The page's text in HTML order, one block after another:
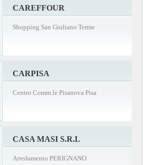
CAREFFOUR
Shopping San Giuliano Terme
CARPISA
Centro Comm.le Pisanova Pisa
CASA MASI S.R.L
Arredamento PERIGNANO